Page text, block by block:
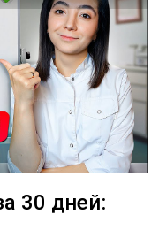
30 дней: